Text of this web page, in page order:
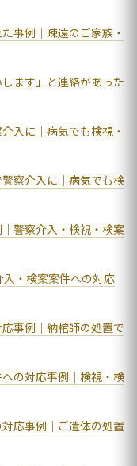
事例｜疎遠のご家族・
ます」と連絡があった
入に｜病気でも検視・
察介入に｜病気でも検
警察介入・検視・検案
・検案案件への対応
事例｜納棺師の処置で
の対応事例｜検視・検
応事例｜ご遺体の処置